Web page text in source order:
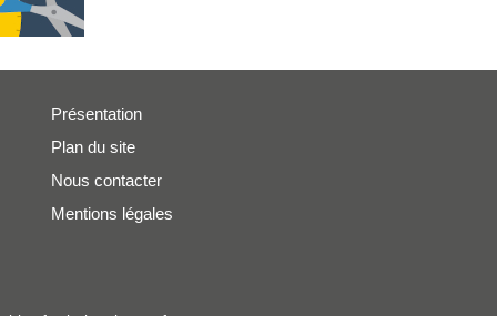
Présentation
Plan du site
Nous contacter
Mentions légales